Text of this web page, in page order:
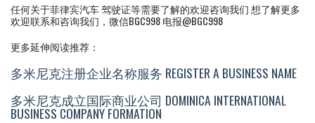
任何关于菲律宾汽车 驾驶证等需要了解的欢迎咨询我们 想了解更多
欢迎联系和咨询我们，微信BGC998 电报@BGC998
更多延伸阅读推荐：
多米尼克注册企业名称服务 REGISTER A BUSINESS NAME
多米尼克成立国际商业公司 DOMINICA INTERNATIONAL
BUSINESS COMPANY FORMATION